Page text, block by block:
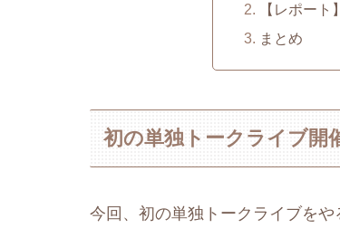
【レポー
まとめ
初の単独トークライブ開
今回、初の単独トークライブをや